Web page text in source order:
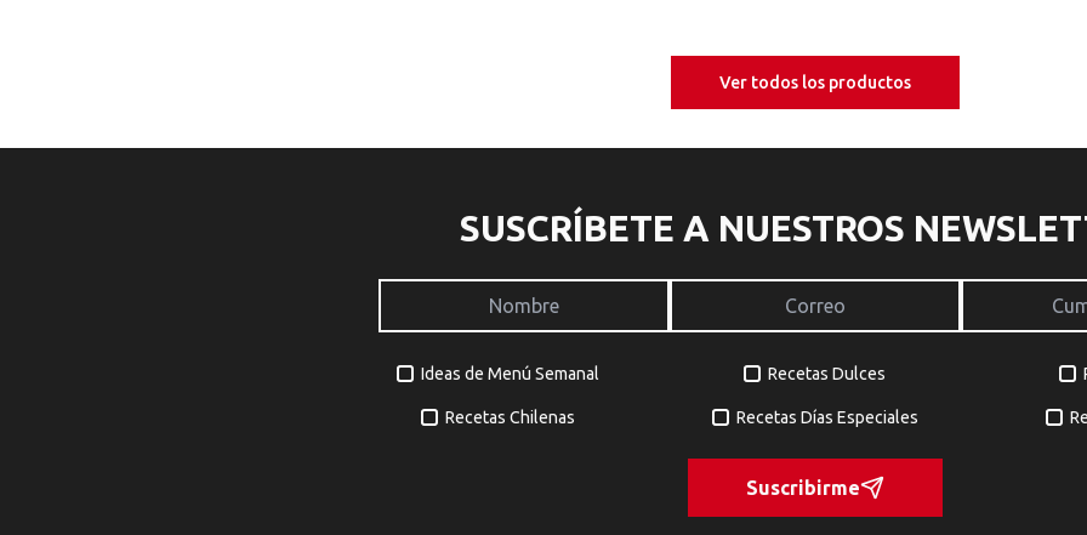
Ver todos los productos
SUSCRÍBETE A NUESTROS
Ideas de Menú Semanal Recetas Dulces
Recetas Chilenas Recetas Días Especiales
Suscribirme